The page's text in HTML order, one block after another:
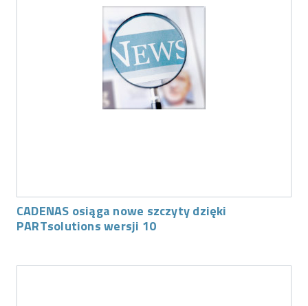
CADENAS osiąga nowe szczyty dzięki
PARTsolutions wersji 10